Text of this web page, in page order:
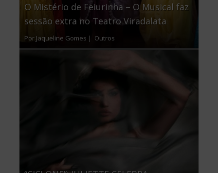
O Mistério de Feiurinha – O Musical faz
sessão extra no Teatro Viradalata
Por Jaqueline Gomes | Outros